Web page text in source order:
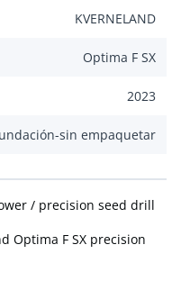
KVERNELAND
Optima F SX
2023
sin empaquetar
/ precision seed drill
Optima F SX precision